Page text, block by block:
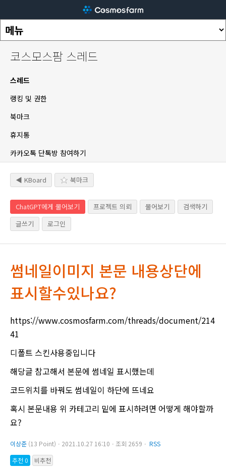
코스모스팜 스레드
스레드
랭킹 및 권한
북마크
휴지통
카카오톡 단톡방 참여하기
◀ KBoard 북마크
ChatGPT에게 물어보기 프로젝트 의뢰 물어보기
검색하기
글쓰기
로그인
썸네일이미지 본문 내용상단에
표시할수있나요?
https://www.cosmosfarm.com/threads/document/214
41
디폴트 스킨사용중입니다
해당글 참고해서 본문에 썸네일 표시했는데
코드위치를 바꿔도 썸네일이 하단에 뜨네요
혹시 본문내용 위 카테고리 밑에 표시하려면 어떻게 해야할까
요?
이상준 (13 Point)ㆍ2021.10.27 16:10ㆍ조회 2659ㆍ RSS
추천 0
비추천